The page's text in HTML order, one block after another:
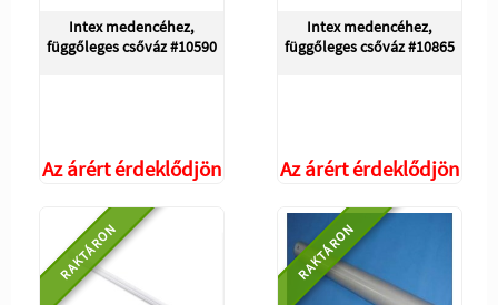
Intex medencéhez,
függőleges csőváz #10590
Az árért érdeklődjön
Intex medencéhez,
függőleges csőváz #10865
Az árért érdeklődjön
RAKTÁRON RAKTÁRON